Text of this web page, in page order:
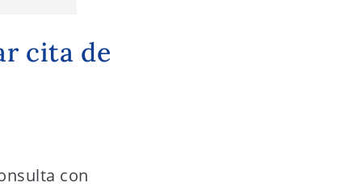
cita de
con